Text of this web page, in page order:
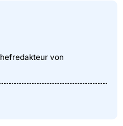
von